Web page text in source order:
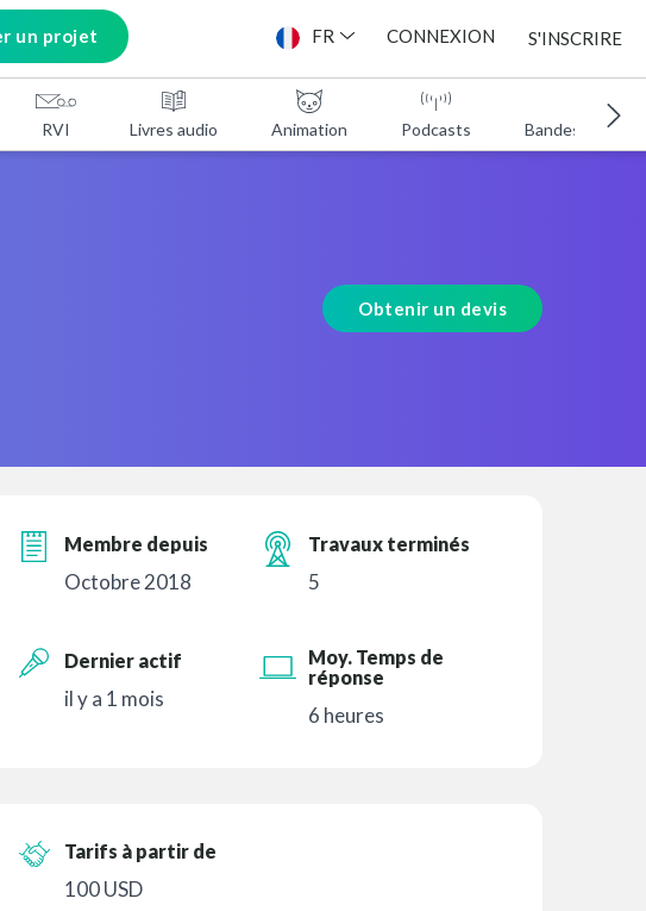
un projet FR CONNEXION S'INSCRIRE
RVI Livres audio Animation Podcasts Bandes
Obtenir un devis
Membre depuis
Octobre 2018
Travaux terminés
5
Dernier actif
il y a 1 mois
Moy. Temps de
réponse
6 heures
Tarifs à partir de
100 USD